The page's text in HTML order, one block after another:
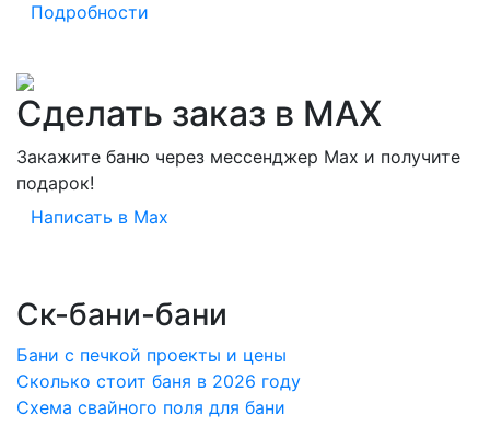
Подробности
Сделать заказ в MAX
Закажите баню через мессенджер Max и получите
подарок!
Написать в Max
Ск-бани-бани
Бани с печкой проекты и цены
Сколько стоит баня в 2026 году
Схема свайного поля для бани